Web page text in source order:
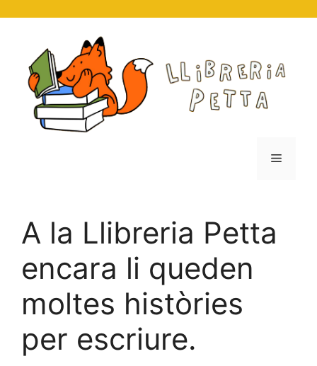
Menú
A la Llibreria Petta
encara li queden
moltes històries
per escriure.